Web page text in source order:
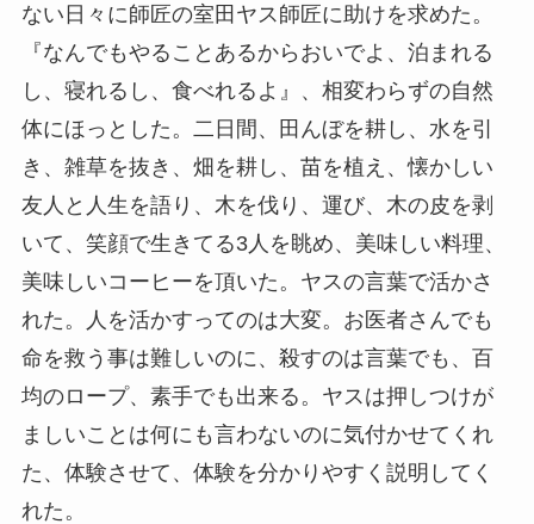
ない日々に師匠の室田ヤス師匠に助けを求めた。
『なんでもやることあるからおいでよ、泊まれる
し、寝れるし、食べれるよ』、相変わらずの自然
体にほっとした。二日間、田んぼを耕し、水を引
き、雑草を抜き、畑を耕し、苗を植え、懐かしい
友人と人生を語り、木を伐り、運び、木の皮を剥
いて、笑顔で生きてる3人を眺め、美味しい料理、
美味しいコーヒーを頂いた。ヤスの言葉で活かさ
れた。人を活かすってのは大変。お医者さんでも
命を救う事は難しいのに、殺すのは言葉でも、百
均のロープ、素手でも出来る。ヤスは押しつけが
ましいことは何にも言わないのに気付かせてくれ
た、体験させて、体験を分かりやすく説明してく
れた。